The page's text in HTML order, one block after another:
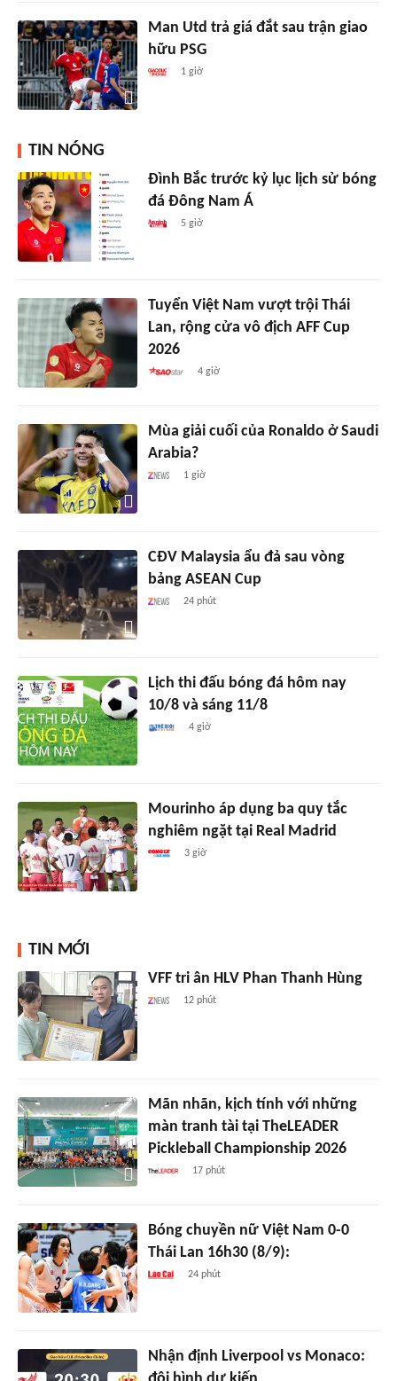
Man Utd trả giá đắt sau trận giao
hữu PSG
1 giờ
TIN NÓNG
Đình Bắc trước kỷ lục lịch sử bóng
đá Đông Nam Á
5 giờ
Tuyển Việt Nam vượt trội Thái
Lan, rộng cửa vô địch AFF Cup
2026
4 giờ
Mùa giải cuối của Ronaldo ở Saudi
Arabia?
1 giờ
CĐV Malaysia ẩu đả sau vòng
bảng ASEAN Cup
24 phút
Lịch thi đấu bóng đá hôm nay
10/8 và sáng 11/8
4 giờ
Mourinho áp dụng ba quy tắc
nghiêm ngặt tại Real Madrid
3 giờ
TIN MỚI
VFF tri ân HLV Phan Thanh Hùng
12 phút
Mãn nhãn, kịch tính với những
màn tranh tài tại TheLEADER
Pickleball Championship 2026
17 phút
Bóng chuyền nữ Việt Nam 0-0
Thái Lan 16h30 (8/9):
24 phút
Nhận định Liverpool vs Monaco: